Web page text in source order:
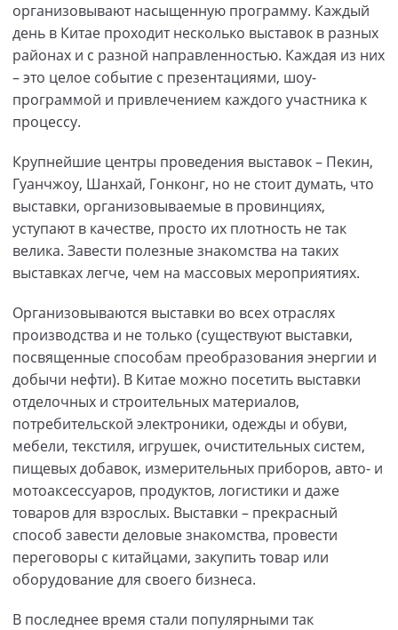
организовывают насыщенную программу. Каждый
день в Китае проходит несколько выставок в разных
районах и с разной направленностью. Каждая из них
– это целое событие с презентациями, шоу-
программой и привлечением каждого участника к
процессу.
Крупнейшие центры проведения выставок – Пекин,
Гуанчжоу, Шанхай, Гонконг, но не стоит думать, что
выставки, организовываемые в провинциях,
уступают в качестве, просто их плотность не так
велика. Завести полезные знакомства на таких
выставках легче, чем на массовых мероприятиях.
Организовываются выставки во всех отраслях
производства и не только (существуют выставки,
посвященные способам преобразования энергии и
добычи нефти). В Китае можно посетить выставки
отделочных и строительных материалов,
потребительской электроники, одежды и обуви,
мебели, текстиля, игрушек, очистительных систем,
пищевых добавок, измерительных приборов, авто- и
мотоаксессуаров, продуктов, логистики и даже
товаров для взрослых. Выставки – прекрасный
способ завести деловые знакомства, провести
переговоры с китайцами, закупить товар или
оборудование для своего бизнеса.
В последнее время стали популярными так